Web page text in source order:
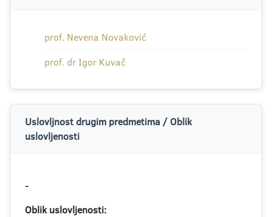
prof. Nevena Novaković
prof. dr Igor Kuvač
Uslovljnost drugim predmetima / Oblik
uslovljenosti
-
Oblik uslovljenosti: